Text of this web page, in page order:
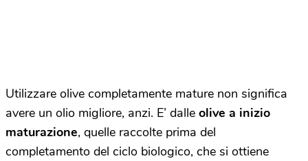
Utilizzare olive completamente mature non significa
avere un olio migliore, anzi. E’ dalle olive a inizio
maturazione, quelle raccolte prima del
completamento del ciclo biologico, che si ottiene